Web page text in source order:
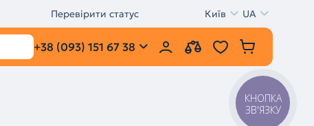
Перевірити статус Київ UA
+38 (093) 151 67 38
КНОПКА
ЗВ'ЯЗКУ